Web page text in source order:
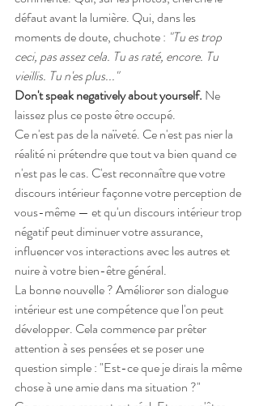
défaut avant la lumière. Qui, dans les
moments de doute, chuchote : "Tu es trop
ceci, pas assez cela. Tu as raté, encore. Tu
vieillis. Tu n'es plus..."
Don't speak negatively about yourself. Ne
laissez plus ce poste être occupé.
Ce n'est pas de la naïveté. Ce n'est pas nier la
réalité ni prétendre que tout va bien quand ce
n'est pas le cas. C'est reconnaître que votre
discours intérieur façonne votre perception de
vous-même — et qu'un discours intérieur trop
négatif peut diminuer votre assurance,
influencer vos interactions avec les autres et
nuire à votre bien-être général.
La bonne nouvelle ? Améliorer son dialogue
intérieur est une compétence que l'on peut
développer. Cela commence par prêter
attention à ses pensées et se poser une
question simple : "Est-ce que je dirais la même
chose à une amie dans ma situation ?"